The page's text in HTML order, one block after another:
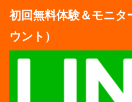
初回無料体験＆モニタ
ウント）